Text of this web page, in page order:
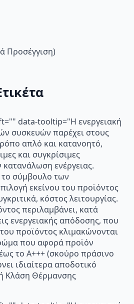
Προσέγγιση)
data-tooltip="Η ενεργειακή
συσκευών παρέχει στους
απλό και κατανοητό,
και συγκρίσιμες
ενέργειας.
το σύμβουλο των
εκείνου του προϊόντος
κόστος λειτουργίας.
περιλαμβάνει, κατά
ενεργειακής απόδοσης, που
προϊόντος κλιμακώνονται
που αφορά προϊόν
το Α+++ (σκούρο πράσινο
ιδιαίτερα αποδοτικό
Κλάση Θέρμανσης